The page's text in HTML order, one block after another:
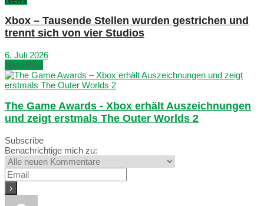
Xbox – Tausende Stellen wurden gestrichen und
trennt sich von vier Studios
6. Juli 2026
Next Post
The Game Awards - Xbox erhält Auszeichnungen
und zeigt erstmals The Outer Worlds 2
Subscribe
Benachrichtige mich zu: